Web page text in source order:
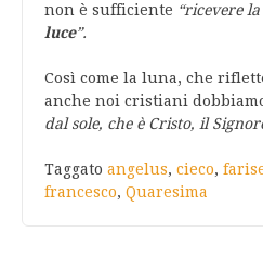
non è sufficiente “ricevere
luce”.
Così come la luna, che
anche noi cristiani
dal sole, che è Cristo, il
Taggato angelus, cieco,
francesco, Quaresima